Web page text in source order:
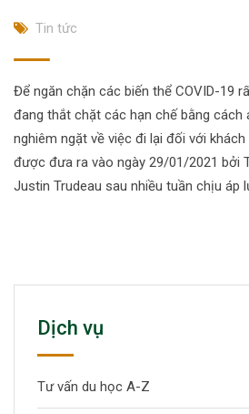
Tin tức
Để ngăn chặn các biến thể COVID-19
đang thắt chặt các hạn chế bằng cách
nghiêm ngặt về việc đi lại đối với
được đưa ra vào ngày 29/01/2021 bởi
Justin Trudeau sau nhiều tuần chịu áp
Dịch vụ
Tư vấn du học A-Z